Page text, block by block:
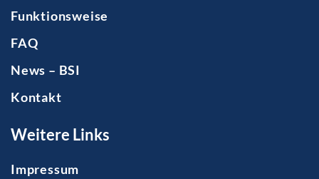
Funktionsweise
FAQ
News – BSI
Kontakt
Weitere Links
Impressum